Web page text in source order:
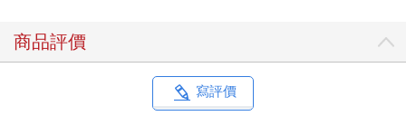
商品評價
寫評價